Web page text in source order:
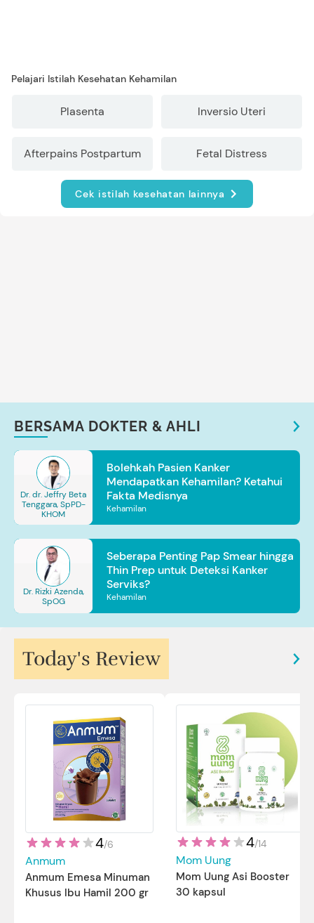
Pelajari Istilah Kesehatan Kehamilan
Plasenta Inversio Uteri
Afterpains Postpartum Fetal Distress
Cek istilah kesehatan lainnya
BERSAMA DOKTER & AHLI
Dr. dr. Jeffry Beta
Tenggara, SpPD-
KHOM
Bolehkah Pasien Kanker
Mendapatkan Kehamilan? Ketahui
Fakta Medisnya
Kehamilan
Dr. Rizki Azenda,
SpOG
Seberapa Penting Pap Smear hingga
Thin Prep untuk Deteksi Kanker
Serviks?
Kehamilan
Today's Review
4/6
Anmum
Anmum Emesa Minuman
Khusus Ibu Hamil 200 gr
4/14
Mom Uung
Mom Uung Asi Booster
30 kapsul